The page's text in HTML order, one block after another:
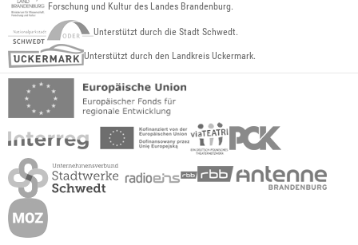
Forschung und Kultur des Landes Brandenburg.
Unterstützt durch die Stadt Schwedt.
Unterstützt durch den Landkreis Uckermark.